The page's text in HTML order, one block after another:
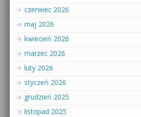
czerwiec 2026
maj 2026
kwiecień 2026
marzec 2026
luty 2026
styczeń 2026
grudzień 2025
listopad 2025